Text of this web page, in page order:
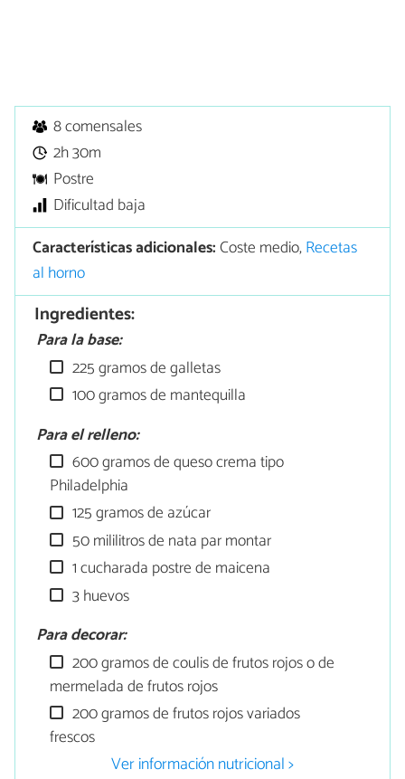
8 comensales
2h 30m
Postre
Dificultad baja
Características adicionales:Coste medio,Recetas
al horno
Ingredientes:
Para la base:
225 gramos de galletas
100 gramos de mantequilla
Para el relleno:
600 gramos de queso crema tipo
Philadelphia
125 gramos de azúcar
50 mililitros de nata par montar
1 cucharada postre de maicena
3 huevos
Para decorar:
200 gramos de coulis de frutos rojos o de
mermelada de frutos rojos
200 gramos de frutos rojos variados
frescos
Ver información nutricional >